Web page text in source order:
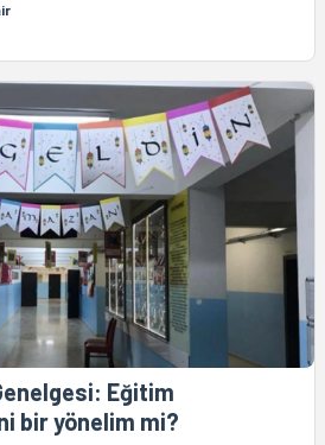
Eğitim
bir yönelim mi?